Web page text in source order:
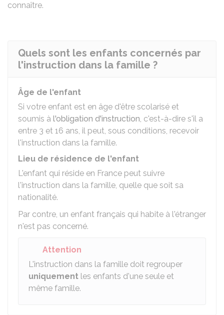
connaître.
Quels sont les enfants concernés par
l'instruction dans la famille ?
Âge de l'enfant
Si votre enfant est en âge d'être scolarisé et
soumis à l'obligation d'instruction, c'est-à-dire s'il a
entre 3 et 16 ans, il peut, sous conditions, recevoir
l'instruction dans la famille.
Lieu de résidence de l'enfant
L'enfant qui réside en France peut suivre
l'instruction dans la famille, quelle que soit sa
nationalité.
Par contre, un enfant français qui habite à l'étranger
n'est pas concerné.
Attention
L'instruction dans la famille doit regrouper
uniquement les enfants d'une seule et
même famille.